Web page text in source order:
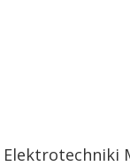
Elektrotechniki